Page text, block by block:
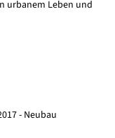
urbanem Leben und
- Neubau